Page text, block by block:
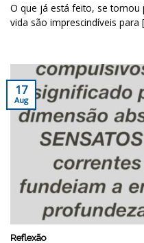
O que já está feito, se tornou
vida são imprescindíveis para
Reflexão
17
Aug